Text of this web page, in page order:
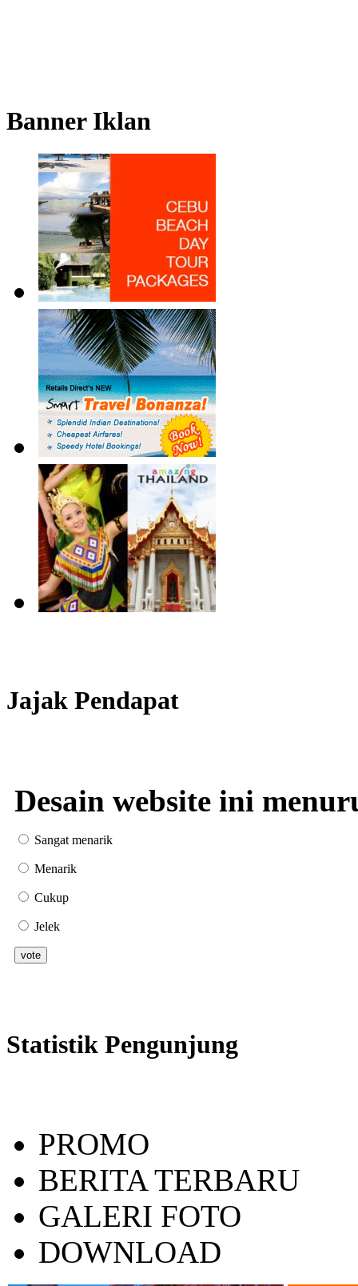
Banner Iklan
Jajak Pendapat
Desain website ini
Sangat menarik
Menarik
Cukup
Jelek
Statistik Pengunjung
PROMO
BERITA TERBARU
GALERI FOTO
DOWNLOAD